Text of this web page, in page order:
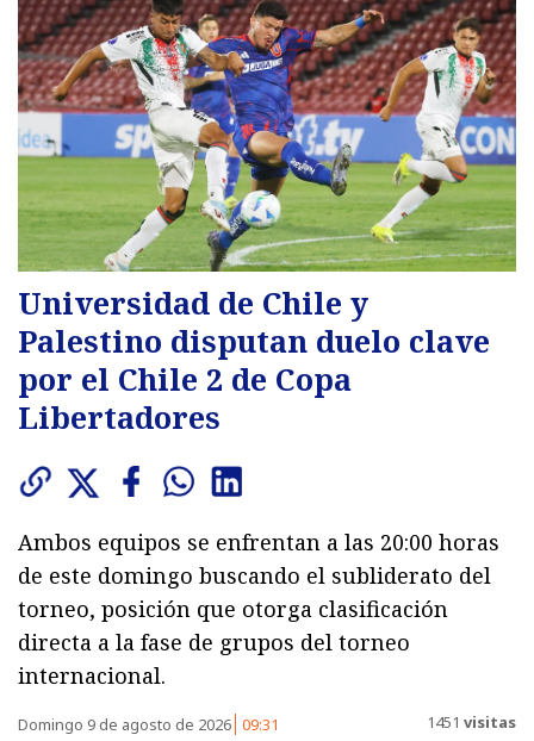
Universidad de Chile y
Palestino disputan duelo clave
por el Chile 2 de Copa
Libertadores
Ambos equipos se enfrentan a las 20:00 horas
de este domingo buscando el subliderato del
torneo, posición que otorga clasificación
directa a la fase de grupos del torneo
internacional.
Domingo 9 de agosto de 2026 09:31 1451 visitas